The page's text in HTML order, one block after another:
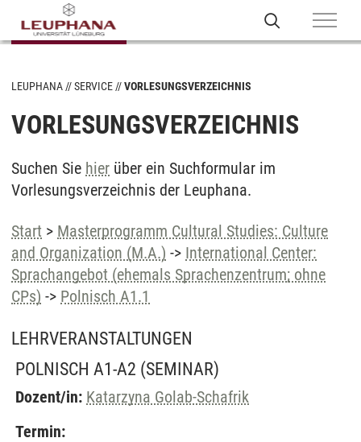
LEUPHANA SERVICE VORLESUNGSVERZEICHNIS
VORLESUNGSVERZEICHNIS
Suchen Sie hier über ein Suchformular im
Vorlesungsverzeichnis der Leuphana.
Start > Masterprogramm Cultural Studies: Culture
and Organization (M.A.) -> International Center:
Sprachangebot (ehemals Sprachenzentrum; ohne
CPs) -> Polnisch A1.1
LEHRVERANSTALTUNGEN
POLNISCH A1-A2 (SEMINAR)
Dozent/in: Katarzyna Golab-Schafrik
Termin: